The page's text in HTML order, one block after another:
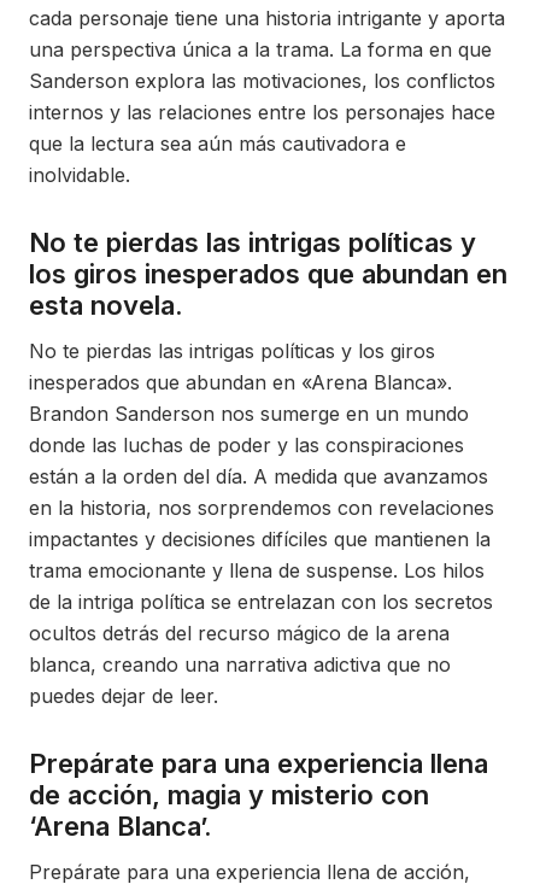
cada personaje tiene una historia intrigante y aporta
una perspectiva única a la trama. La forma en que
Sanderson explora las motivaciones, los conflictos
internos y las relaciones entre los personajes hace
que la lectura sea aún más cautivadora e
inolvidable.
No te pierdas las intrigas políticas y
los giros inesperados que abundan en
esta novela.
No te pierdas las intrigas políticas y los giros
inesperados que abundan en «Arena Blanca».
Brandon Sanderson nos sumerge en un mundo
donde las luchas de poder y las conspiraciones
están a la orden del día. A medida que avanzamos
en la historia, nos sorprendemos con revelaciones
impactantes y decisiones difíciles que mantienen la
trama emocionante y llena de suspense. Los hilos
de la intriga política se entrelazan con los secretos
ocultos detrás del recurso mágico de la arena
blanca, creando una narrativa adictiva que no
puedes dejar de leer.
Prepárate para una experiencia llena
de acción, magia y misterio con
‘Arena Blanca’.
Prepárate para una experiencia llena de acción,